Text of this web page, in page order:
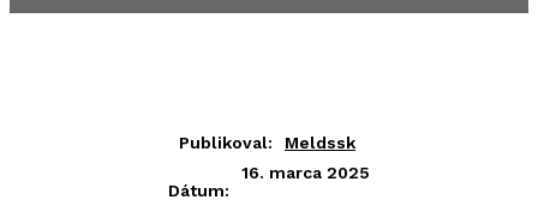
Publikoval: Meldssk
Dátum:
16. marca 2025